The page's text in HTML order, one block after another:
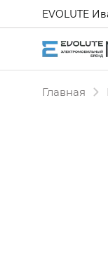
EVOLUTE
Главная